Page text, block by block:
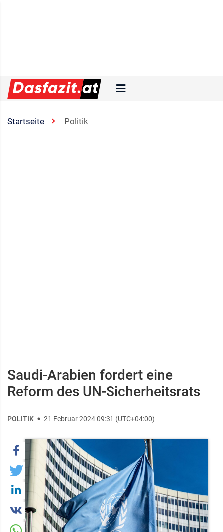
Startseite Politik
Saudi-Arabien fordert eine
Reform des UN-Sicherheitsrats
POLITIK 21 Februar 2024 09:31 (UTC+04:00)